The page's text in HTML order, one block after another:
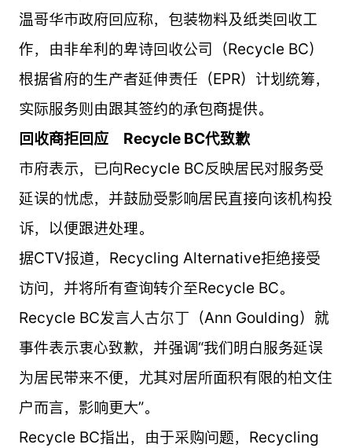
温哥华市政府回应称，包装物料及纸类回收工
作，由非牟利的卑诗回收公司（Recycle BC）
根据省府的生产者延伸责任（EPR）计划统筹，
实际服务则由跟其签约的承包商提供。
回收商拒回应 Recycle BC代致歉
市府表示，已向Recycle BC反映居民对服务受
延误的忧虑，并鼓励受影响居民直接向该机构投
诉，以便跟进处理。
据CTV报道，Recycling Alternative拒绝接受
访问，并将所有查询转介至Recycle BC。
Recycle BC发言人古尔丁（Ann Goulding）就
事件表示衷心致歉，并强调“我们明白服务延误
为居民带来不便，尤其对居所面积有限的柏文住
户而言，影响更大”。
Recycle BC指出，由于采购问题，Recycling